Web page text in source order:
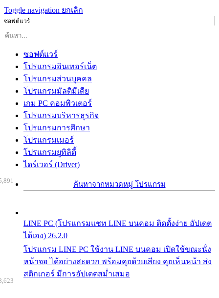
Toggle navigation ยกเลิก
ซอฟต์แวร์
ซอฟต์แวร์
โปรแกรมอินเทอร์เน็ต
โปรแกรมส่วนบุคคล
โปรแกรมมัลติมีเดีย
เกม PC คอมพิวเตอร์
โปรแกรมบริหารธุรกิจ
โปรแกรมการศึกษา
โปรแกรมเมอร์
โปรแกรมยูทิลิตี้
ไดร์เวอร์ (Driver)
ค้นหาจากหมวดหมู่ โปรแกรม
LINE PC (โปรแกรมแชท LINE บนคอม ติดตั้งง่าย อัปเดต
ได้เอง) 26.2.0
โปรแกรม LINE PC ใช้งาน LINE บนคอม เปิดใช้ขณะนั่ง
หน้าจอ ได้อย่างสะดวก พร้อมคุยด้วยเสียง คุยเห็นหน้า ส่ง
สติกเกอร์ มีการอัปเดตสม่ำเสมอ